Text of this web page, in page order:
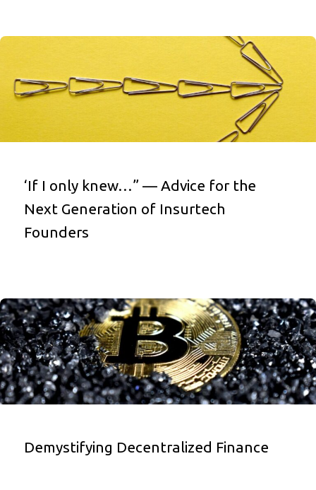
‘If I only knew…” — Advice for the
Next Generation of Insurtech
Founders
Demystifying Decentralized Finance